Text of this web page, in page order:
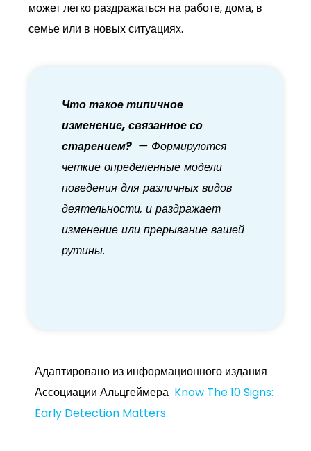
может легко раздражаться на работе, дома, в
семье или в новых ситуациях.
Что такое типичное
изменение, связанное со
старением? — Формируются
четкие определенные модели
поведения для различных видов
деятельности, и раздражает
изменение или прерывание вашей
рутины.
Адаптировано из информационного издания
Ассоциации Альцгеймера Know The 10 Signs:
Early Detection Matters.